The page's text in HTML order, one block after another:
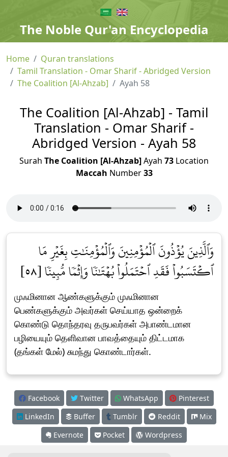
The Noble Qur'an Encyclopedia
Home
Quran translations
Tamil Translation - Omar Sharif - Abridged Version
The Coalition [Al-Ahzab]
Ayah 58
The Coalition [Al-Ahzab] - Tamil
Translation - Omar Sharif -
Abridged Version - Ayah 58
Surah The Coalition [Al-Ahzab]Ayah 73 Location
Maccah Number33
وَٱلَّذِينَ يُؤۡذُونَ ٱلۡمُؤۡمِنِينَ وَٱلۡمُؤۡمِنَٰتِ بِغَيۡرِ مَا
ٱكۡتَسَبُواْ فَقَدِ ٱحۡتَمَلُواْ بُهۡتَٰنٗا وَإِثۡمٗا مُّبِينٗا [٥٨]
முஃமினான ஆண்களுக்கும் முஃமினான
பெண்களுக்கும் அவர்கள் செய்யாத ஒன்றைக்
கொண்டு தொந்தரவு தருபவர்கள் அபாண்டமான
பழியையும் தெளிவான பாவத்தையும் திட்டமாக
(தங்கள் மேல்) சுமந்து கொண்டார்கள்.
Facebook Twitter WhatsApp
Pinterest
LinkedIn
Buffer Tumblr Reddit
Mix
Evernote
Pocket Wordpress